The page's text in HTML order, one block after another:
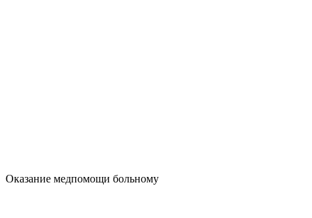
Оказание медпомощи больному